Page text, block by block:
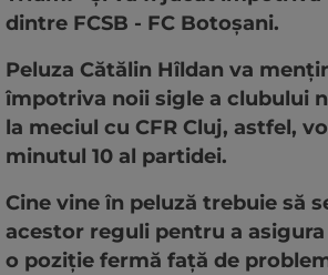
dintre FCSB - FC Botoșani.
Peluza Cătălin Hîldan va
împotriva noii sigle a clubului
la meciul cu CFR Cluj, astfel,
minutul 10 al partidei.
Cine vine în peluză trebuie să
acestor reguli pentru a
o poziție fermă față de